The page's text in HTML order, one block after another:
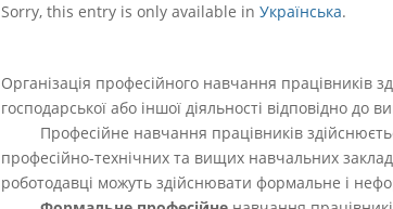
Sorry, this entry is only available in Українська.
Організація професійного навчання працівників
господарської або іншої діяльності відповідно до
Професійне навчання працівників
професійно-технічних та вищих навчальних
роботодавці можуть здійснювати формальне і